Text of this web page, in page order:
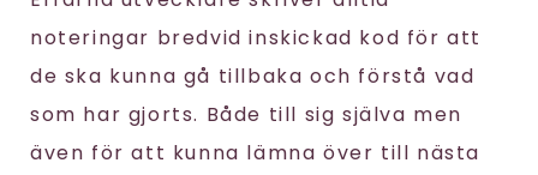
noteringar bredvid inskickad kod för att
de ska kunna gå tillbaka och förstå vad
som har gjorts. Både till sig själva men
även för att kunna lämna över till nästa